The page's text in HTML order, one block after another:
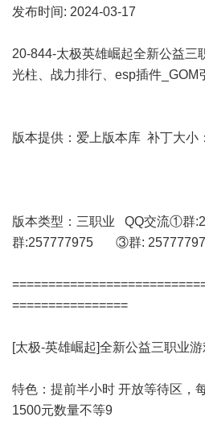
发布时间: 2024-03-17
20-844-太极英雄崛起全新公益三
光柱、战力排行、esp插件_GOM
版本提供：爱上版本库 补丁大小
版本类型：三职业 QQ交流①
群:257777975 ③群:
================
[太极-英雄崛起]全新公益三职业
特色：提前半小时 开放等待区，
1500元数量不等9